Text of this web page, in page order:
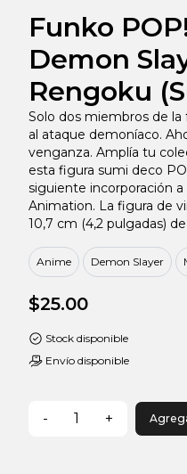
Funko
Demon
Rengoku
Solo dos miembros de
al ataque demoníaco.
venganza. Amplía tu
esta figura sumi deco
siguiente incorporación
Animation. La figura de
10,7 cm (4,2 pulgadas)
Anime Demon Slayer
$25.00
Stock disponible
Envío disponible
- 1 +